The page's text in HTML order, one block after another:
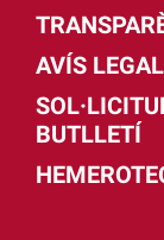
AVÍS
BUTLLETÍ